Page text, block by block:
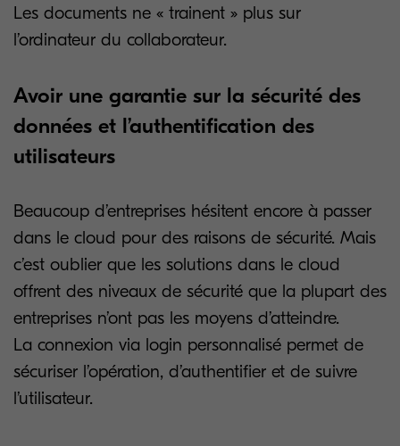
Les documents ne « trainent » plus sur
l’ordinateur du collaborateur.
Avoir une garantie sur la sécurité des
données et l’authentification des
utilisateurs
Beaucoup d’entreprises hésitent encore à passer
dans le cloud pour des raisons de sécurité. Mais
c’est oublier que les solutions dans le cloud
offrent des niveaux de sécurité que la plupart des
entreprises n’ont pas les moyens d’atteindre.
La connexion via login personnalisé permet de
sécuriser l’opération, d’authentifier et de suivre
l’utilisateur.